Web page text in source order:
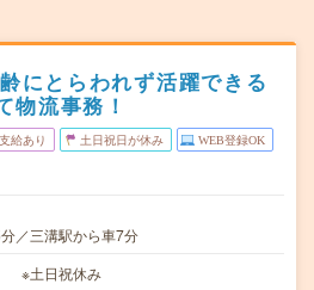
にとらわれず活躍できる
物流事務！
給あり 土日祝日が休み WEB登録OK
／三溝駅から車7分
※土日祝休み